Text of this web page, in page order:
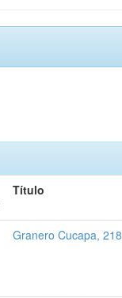
Título
Granero Cucapa, 218